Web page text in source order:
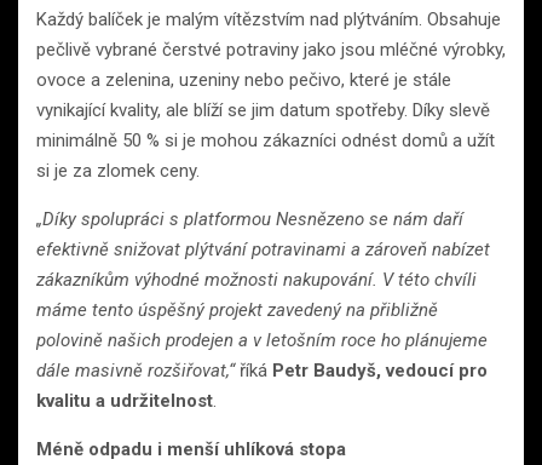
Každý balíček je malým vítězstvím nad plýtváním. Obsahuje
pečlivě vybrané čerstvé potraviny jako jsou mléčné výrobky,
ovoce a zelenina, uzeniny nebo pečivo, které je stále
vynikající kvality, ale blíží se jim datum spotřeby. Díky slevě
minimálně 50 % si je mohou zákazníci odnést domů a užít
si je za zlomek ceny.
„Díky spolupráci s platformou Nesnězeno se nám daří
efektivně snižovat plýtvání potravinami a zároveň nabízet
zákazníkům výhodné možnosti nakupování. V této chvíli
máme tento úspěšný projekt zavedený na přibližně
polovině našich prodejen a v letošním roce ho plánujeme
dále masivně rozšiřovat,“říká Petr Baudyš, vedoucí pro
kvalitu a udržitelnost.
Méně odpadu i menší uhlíková stopa